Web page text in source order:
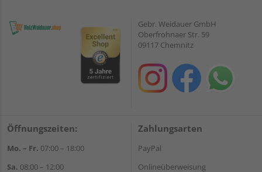
Gebr. Weidauer GmbH
Oberfrohnaer Str. 59
09117 Chemnitz
Öffnungszeiten:
Mo. – Fr. 07:00 – 18:00
Sa. 08:00 – 12:00
Zahlungsarten
PayPal
Onlineüberweisung